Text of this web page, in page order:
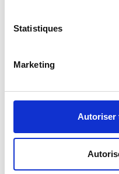
Statistiques
Marketing
Autoriser